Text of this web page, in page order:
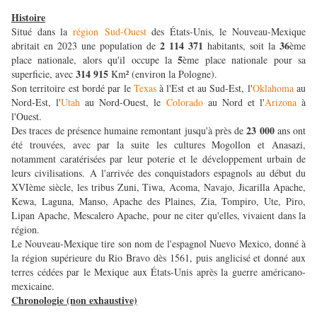
Histoire
Situé dans la région Sud-Ouestdes États-Unis, le Nouveau-Mexique
abritait en 2023 une population de 2 114 371 habitants, soit la 36ème
place nationale, alors qu'il occupe la5ème place nationale pour sa
superficie, avec 314 915 Km² (environ la Pologne).
Son territoire est bordé par le Texasà l'Est et au Sud-Est, l'Oklahomaau
Nord-Est, l'Utah au Nord-Ouest, le Coloradoau Nord et l'Arizonaà
l'Ouest.
Des traces de présence humaine remontant jusqu'à près de23 000ans ont
été trouvées, avec par la suite les cultures Mogollon et Anasazi,
notamment caratérisées par leur poterie et le développement urbain de
leurs civilisations. A l'arrivée des conquistadors espagnols au début du
XVIème siècle, les tribus Zuni, Tiwa, Acoma, Navajo, Jicarilla Apache,
Kewa, Laguna, Manso, Apache des Plaines, Zia, Tompiro, Ute, Piro,
Lipan Apache, Mescalero Apache, pour ne citer qu'elles, vivaient dans la
région.
Le Nouveau-Mexique tire son nom de l'espagnol Nuevo Mexico, donné à
la région supérieure du Rio Bravo dès 1561, puis anglicisé et donné aux
terres cédées par le Mexique aux États-Unis après la guerre américano-
mexicaine.
Chronologie (non exhaustive)